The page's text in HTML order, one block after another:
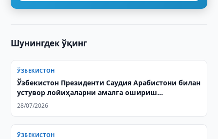
Шунингдек ўқинг
ЎЗБЕКИСТОН
Ўзбекистон Президенти Саудия Арабистони билан
устувор лойиҳаларни амалга ошириш
масалаларини муҳокама қилди
28/07/2026
ЎЗБЕКИСТОН